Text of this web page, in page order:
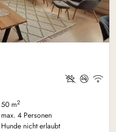
50 m2
max. 4 Personen
Hunde nicht erlaubt